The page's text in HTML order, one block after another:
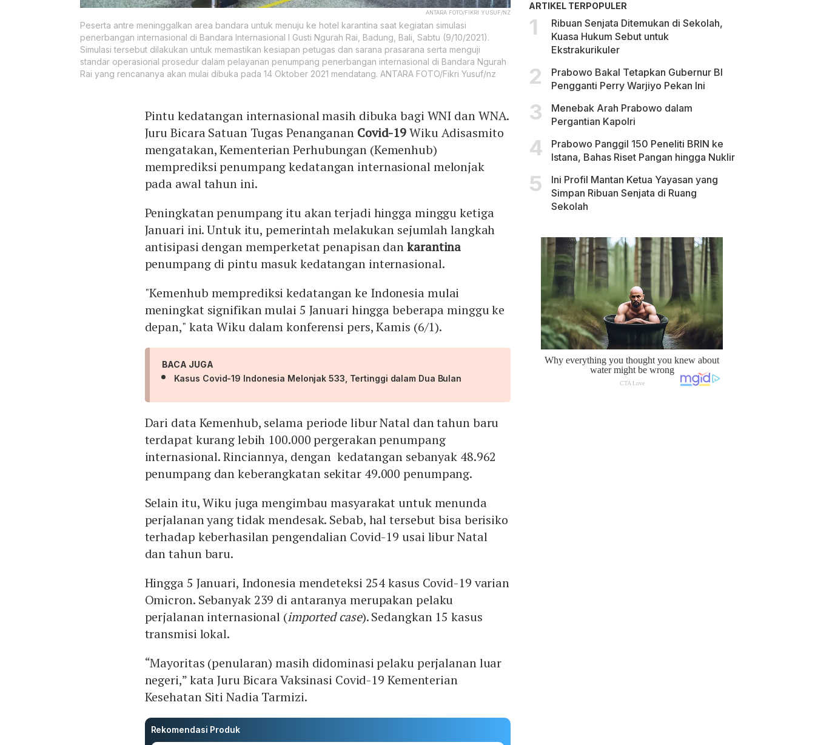
ANTARA FOTO/FIKRI YUSUF/NZ
Peserta antre meninggalkan area bandara untuk menuju ke hotel karantina saat kegiatan simulasi
penerbangan internasional di Bandara Internasional I Gusti Ngurah Rai, Badung, Bali, Sabtu (9/10/2021).
Simulasi tersebut dilakukan untuk memastikan kesiapan petugas dan sarana prasarana serta menguji
standar operasional prosedur dalam pelayanan penumpang penerbangan internasional di Bandara Ngurah
Rai yang rencananya akan mulai dibuka pada 14 Oktober 2021 mendatang. ANTARA FOTO/Fikri Yusuf/nz
Pintu kedatangan internasional masih dibuka bagi WNI dan WNA.
Juru Bicara Satuan Tugas Penanganan Covid-19Wiku Adisasmito
mengatakan, Kementerian Perhubungan (Kemenhub)
memprediksi penumpang kedatangan internasional melonjak
pada awal tahun ini.
Peningkatan penumpang itu akan terjadi hingga minggu ketiga
Januari ini. Untuk itu, pemerintah melakukan sejumlah langkah
antisipasi dengan memperketat penapisan dankarantina
penumpang di pintu masuk kedatangan internasional.
"Kemenhub memprediksi kedatangan ke Indonesia mulai
meningkat signifikan mulai 5 Januari hingga beberapa minggu ke
depan," kata Wiku dalam konferensi pers, Kamis (6/1).
BACA JUGA
Kasus Covid-19 Indonesia Melonjak 533, Tertinggi dalam Dua Bulan
Dari data Kemenhub, selama periode libur Natal dan tahun baru
terdapat kurang lebih 100.000 pergerakan penumpang
internasional. Rinciannya, dengan kedatangan sebanyak 48.962
penumpang dan keberangkatan sekitar 49.000 penumpang.
Selain itu, Wiku juga mengimbau masyarakat untuk menunda
perjalanan yang tidak mendesak. Sebab, hal tersebut bisa berisiko
terhadap keberhasilan pengendalian Covid-19 usai libur Natal
dan tahun baru.
Hingga 5 Januari, Indonesia mendeteksi 254 kasus Covid-19 varian
Omicron. Sebanyak 239 di antaranya merupakan pelaku
perjalanan internasional (imported case). Sedangkan 15 kasus
transmisi lokal.
“Mayoritas (penularan) masih didominasi pelaku perjalanan luar
negeri,” kata Juru Bicara Vaksinasi Covid-19 Kementerian
Kesehatan Siti Nadia Tarmizi.
Rekomendasi Produk
ARTIKEL TERPOPULER
Ribuan Senjata Ditemukan di Sekolah,
Kuasa Hukum Sebut untuk
Ekstrakurikuler
Prabowo Bakal Tetapkan Gubernur BI
Pengganti Perry Warjiyo Pekan Ini
Menebak Arah Prabowo dalam
Pergantian Kapolri
Prabowo Panggil 150 Peneliti BRIN ke
Istana, Bahas Riset Pangan hingga Nuklir
Ini Profil Mantan Ketua Yayasan yang
Simpan Ribuan Senjata di Ruang
Sekolah